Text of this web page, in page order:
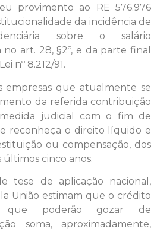
provimento ao RE 576.976
da incidência de
sobre o salário
art. 28, §2º, e da parte final
nº 8.212/91.
empresas que atualmente se
da referida contribuição
judicial com o fim de
reconheça o direito líquido e
ou compensação, dos
cinco anos.
tese de aplicação nacional,
União estimam que o crédito
que poderão gozar de
soma, aproximadamente,